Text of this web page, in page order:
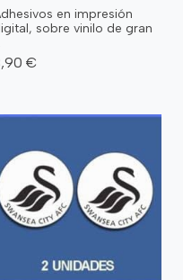
en impresión
sobre vinilo de gran
€